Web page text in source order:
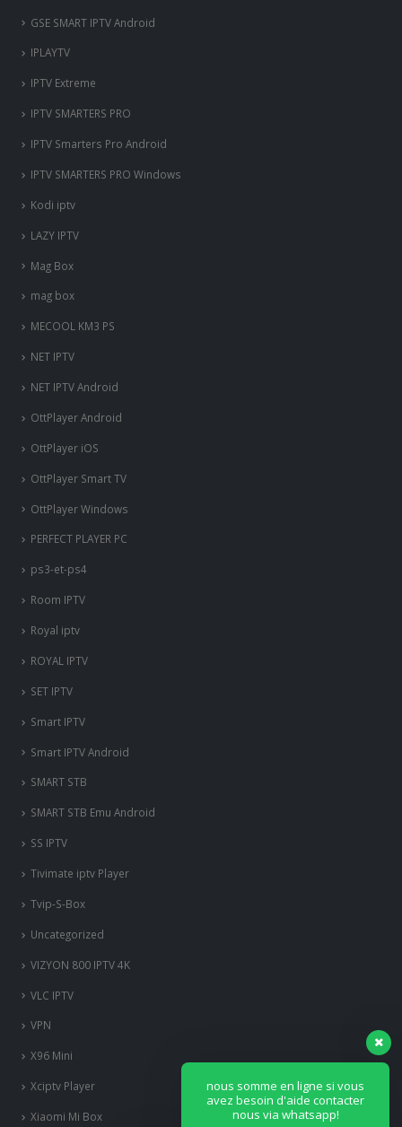
GSE SMART IPTV Android
IPLAYTV
IPTV Extreme
IPTV SMARTERS PRO
IPTV Smarters Pro Android
IPTV SMARTERS PRO Windows
Kodi iptv
LAZY IPTV
Mag Box
mag box
MECOOL KM3 PS
NET IPTV
NET IPTV Android
OttPlayer Android
OttPlayer iOS
OttPlayer Smart TV
OttPlayer Windows
PERFECT PLAYER PC
ps3-et-ps4
Room IPTV
Royal iptv
ROYAL IPTV
SET IPTV
Smart IPTV
Smart IPTV Android
SMART STB
SMART STB Emu Android
SS IPTV
Tivimate iptv Player
Tvip-S-Box
Uncategorized
VIZYON 800 IPTV 4K
VLC IPTV
VPN
X96 Mini
Xciptv Player
Xiaomi Mi Box
nous somme en ligne si vous
avez besoin d'aide contacter
nous via whatsapp!